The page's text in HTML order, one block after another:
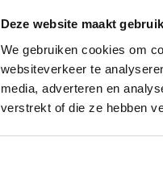
Deze website maakt
We gebruiken cookies om
websiteverkeer te
media, adverteren en
verstrekt of die ze hebben
Audi
Sportback